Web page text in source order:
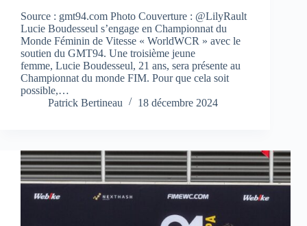
Source : gmt94.com Photo Couverture : @LilyRault
Lucie Boudesseul s’engage en Championnat du
Monde Féminin de Vitesse « WorldWCR » avec le
soutien du GMT94. Une troisième jeune
femme, Lucie Boudesseul, 21 ans, sera présente au
Championnat du monde FIM. Pour que cela soit
possible,…
Patrick Bertineau
18 décembre 2024